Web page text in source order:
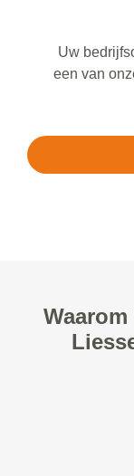
Uw
een van